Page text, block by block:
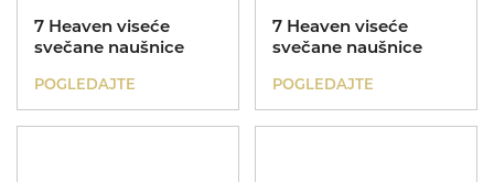
Prstenje
7 Heaven viseće
svečane naušnice
POGLEDAJTE
7 Heaven viseće
svečane naušnice
POGLEDAJTE